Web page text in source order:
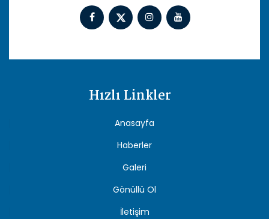
Hızlı Linkler
Anasayfa
Haberler
Galeri
Gönüllü Ol
İletişim